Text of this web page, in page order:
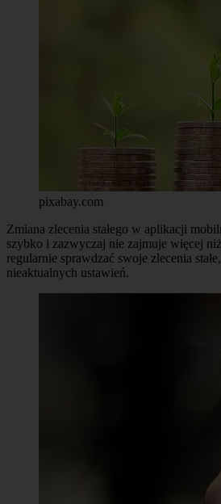
pixabay.com
Zmiana zlecenia stałego w aplikacji
szybko i zazwyczaj nie zajmuje więcej
regularnie sprawdzać swoje zlecenia
nieaktualnych ustawień.